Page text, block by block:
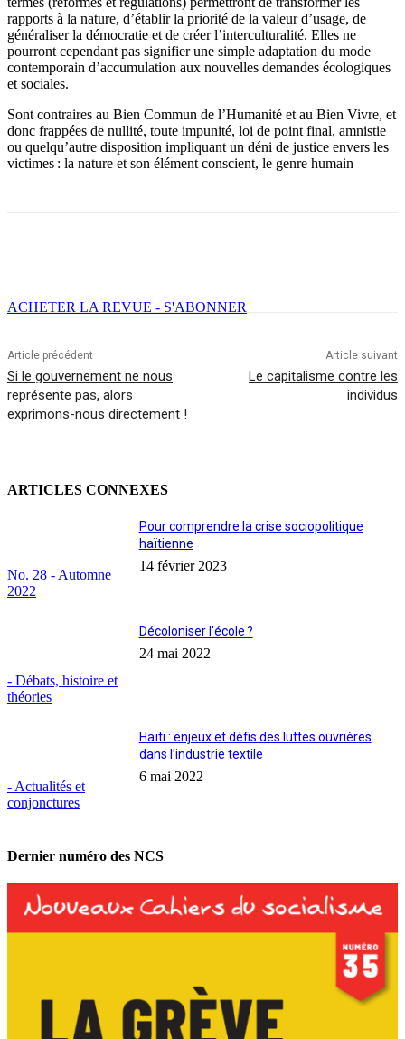
rapports à la nature, d’établir la priorité de la valeur d’usage, de
généraliser la démocratie et de créer l’interculturalité. Elles ne
pourront cependant pas signifier une simple adaptation du mode
contemporain d’accumulation aux nouvelles demandes écologiques
et sociales.
Sont contraires au Bien Commun de l’Humanité et au Bien Vivre, et
donc frappées de nullité, toute impunité, loi de point final, amnistie
ou quelqu’autre disposition impliquant un déni de justice envers les
victimes : la nature et son élément conscient, le genre humain
ACHETER LA REVUE - S'ABONNER
Article précédent
Si le gouvernement ne nous
représente pas, alors
exprimons-nous directement !
Article suivant
Le capitalisme contre les
individus
ARTICLES CONNEXES
No. 28 - Automne
2022
Pour comprendre la crise sociopolitique
haïtienne
14 février 2023
- Débats, histoire et
théories
Décoloniser l’école ?
24 mai 2022
- Actualités et
conjonctures
Haïti : enjeux et défis des luttes ouvrières
dans l’industrie textile
6 mai 2022
Dernier numéro des NCS